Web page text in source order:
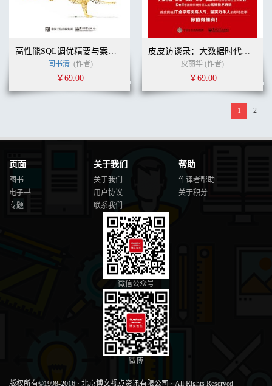
高性能SQL调优精要与案例解析
闫书清 (作者)
￥69.00
皮皮访谈录：大数据时代名家高端访谈
皮丽华 (作者)
￥69.00
1 2
页面
图书
电子书
专题
关于我们
关于我们
用户协议
联系我们
帮助
作译者帮助
关于积分
微信公众号
微博
版权所有©1998-2016 · 北京博文视点资讯有限公司 · All Rights Reserved